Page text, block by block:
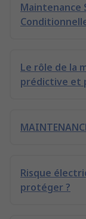
Maintenance
Le rôle de la
prédictive et
Risque
protéger ?